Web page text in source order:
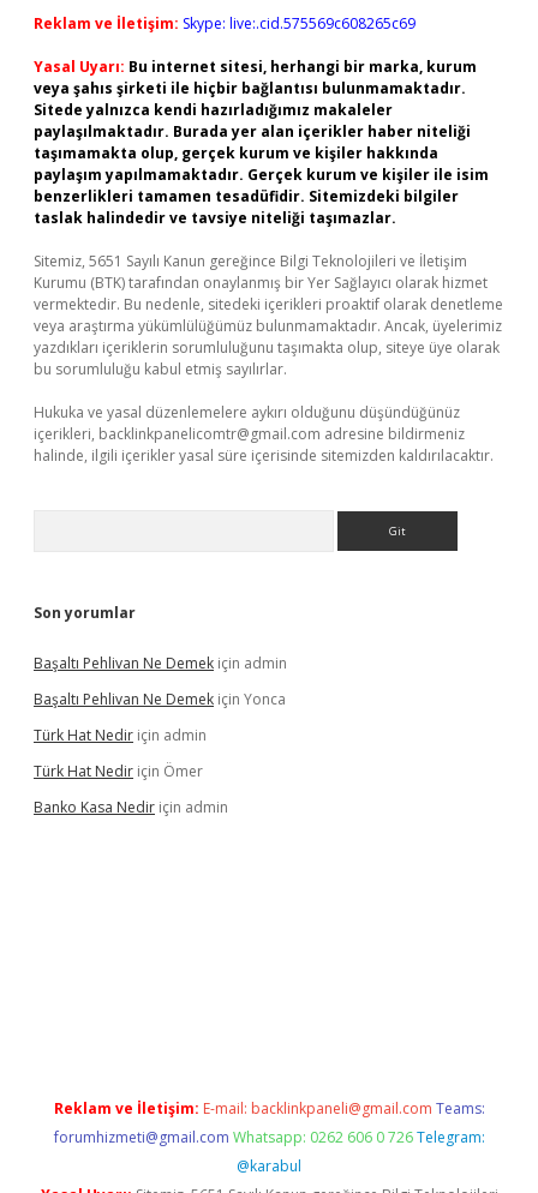
Reklam ve İletişim: Skype: live:.cid.575569c608265c69
Yasal Uyarı: Bu internet sitesi, herhangi bir marka, kurum
veya şahıs şirketi ile hiçbir bağlantısı bulunmamaktadır.
Sitede yalnızca kendi hazırladığımız makaleler
paylaşılmaktadır. Burada yer alan içerikler haber niteliği
taşımamakta olup, gerçek kurum ve kişiler hakkında
paylaşım yapılmamaktadır. Gerçek kurum ve kişiler ile isim
benzerlikleri tamamen tesadüfidir. Sitemizdeki bilgiler
taslak halindedir ve tavsiye niteliği taşımazlar.
Sitemiz, 5651 Sayılı Kanun gereğince Bilgi Teknolojileri ve İletişim
Kurumu (BTK) tarafından onaylanmış bir Yer Sağlayıcı olarak hizmet
vermektedir. Bu nedenle, sitedeki içerikleri proaktif olarak denetleme
veya araştırma yükümlülüğümüz bulunmamaktadır. Ancak, üyelerimiz
yazdıkları içeriklerin sorumluluğunu taşımakta olup, siteye üye olarak
bu sorumluluğu kabul etmiş sayılırlar.
Hukuka ve yasal düzenlemelere aykırı olduğunu düşündüğünüz
içerikleri, backlinkpanelicomtr@gmail.com adresine bildirmeniz
halinde, ilgili içerikler yasal süre içerisinde sitemizden kaldırılacaktır.
Son yorumlar
Başaltı Pehlivan Ne Demek için admin
Başaltı Pehlivan Ne Demek için Yonca
Türk Hat Nedir için admin
Türk Hat Nedir için Ömer
Banko Kasa Nedir için admin
Reklam ve İletişim: E-mail: backlinkpaneli@gmail.com Teams:
forumhizmeti@gmail.com Whatsapp: 0262 606 0 726 Telegram:
@karabul